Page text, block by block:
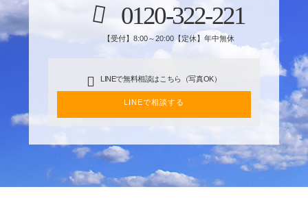
0120-322-221
【受付】8:00～20:00【定休】年中無休
LINEで無料相談はこちら（写真OK）
LINEで相談する